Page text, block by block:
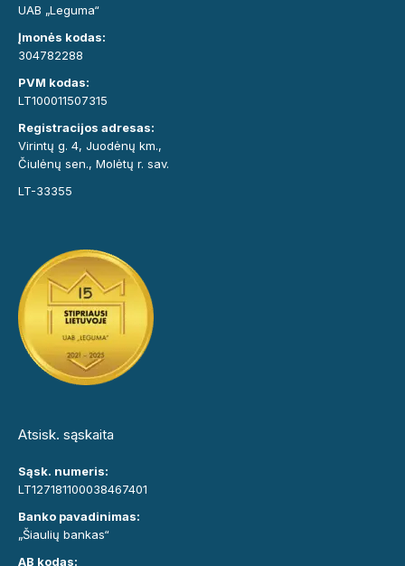
UAB „Leguma“
Įmonės kodas:
304782288
PVM kodas:
LT100011507315
Registracijos adresas:
Virintų g. 4, Juodėnų km.,
Čiulėnų sen., Molėtų r. sav.
LT-33355
Atsisk. sąskaita
Sąsk. numeris:
LT127181100038467401
Banko pavadinimas:
„Šiaulių bankas“
AB kodas: